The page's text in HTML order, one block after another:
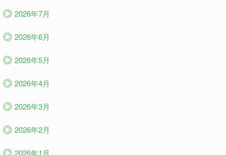
2026年7月
2026年6月
2026年5月
2026年4月
2026年3月
2026年2月
2026年1月